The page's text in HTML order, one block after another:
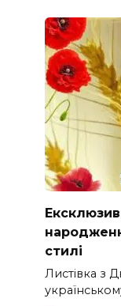
стилі
Листівка з